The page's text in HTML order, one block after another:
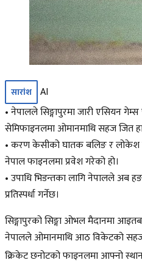
सारांश
AI
• नेपालले सिङ्गापुरमा जारी एसियन
सेमिफाइनलमा ओमानमाथि सहज जित
• करण केसीको घातक बलिङ र लोकेश
नेपाल फाइनलमा प्रवेश गरेको हो।
• उपाधि भिडन्तका लागि नेपालले अब
प्रतिस्पर्धा गर्नेछ।
सिङ्गापुरको सिङ्गा ओभल मैदानमा
नेपालले ओमानमाथि आठ विकेटको
क्रिकेट छनोटको फाइनलमा आफ्नो